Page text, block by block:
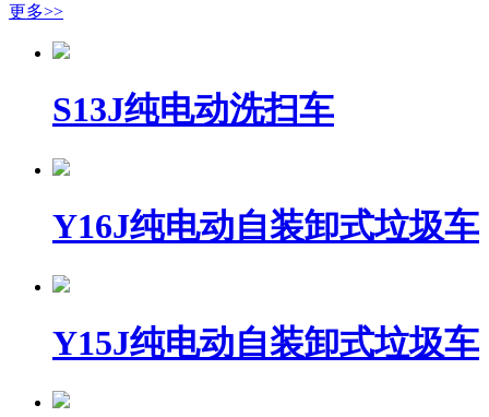
更多>>
S13J纯电动洗扫车
Y16J纯电动自装卸式垃圾车
Y15J纯电动自装卸式垃圾车